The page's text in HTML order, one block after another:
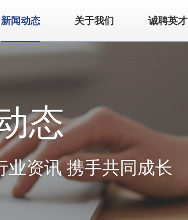
新闻动态 关于我们 诚聘英才
态
业资讯 携手共同成长